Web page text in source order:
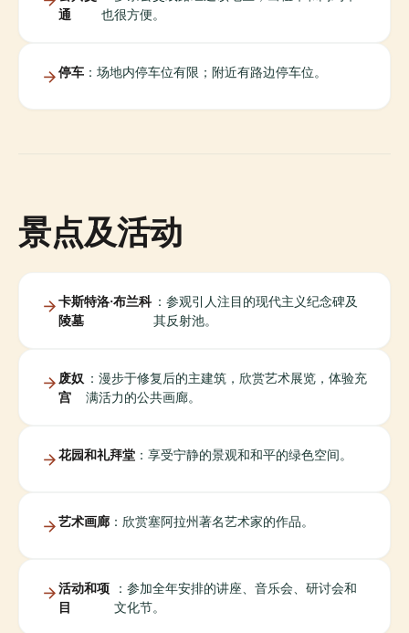
通
也很方便。
停车 ：场地内停车位有限；附近有路边停车位。
景点及活动
卡斯特洛·布兰科
陵墓
：参观引人注目的现代主义纪念碑及
其反射池。
废奴
宫
：漫步于修复后的主建筑，欣赏艺术展览，体验充
满活力的公共画廊。
花园和礼拜堂 ：享受宁静的景观和和平的绿色空间。
艺术画廊 ：欣赏塞阿拉州著名艺术家的作品。
活动和项
目
：参加全年安排的讲座、音乐会、研讨会和
文化节。